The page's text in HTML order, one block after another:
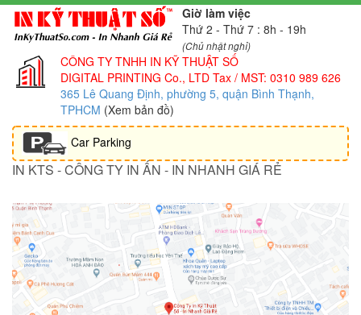
Giờ làm việc
Thứ 2 - Thứ 7 : 8h - 19h
(Chủ nhật nghỉ)
CÔNG TY TNHH IN KỸ THUẬT SỐ
DIGITAL PRINTING Co., LTD Tax / MST: 0310 989 626
365 Lê Quang Định, phường 5, quận Bình Thạnh,
TPHCM (Xem bản đồ)
Car Parking
IN KTS - CÔNG TY IN ẤN - IN NHANH GIÁ RẺ